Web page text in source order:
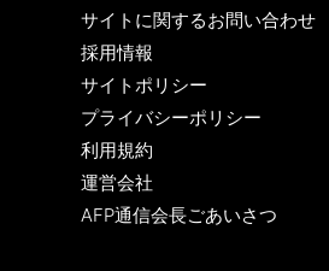
サイトに関するお問い合わせ
採用情報
サイトポリシー
プライバシーポリシー
利用規約
運営会社
AFP通信会長ごあいさつ